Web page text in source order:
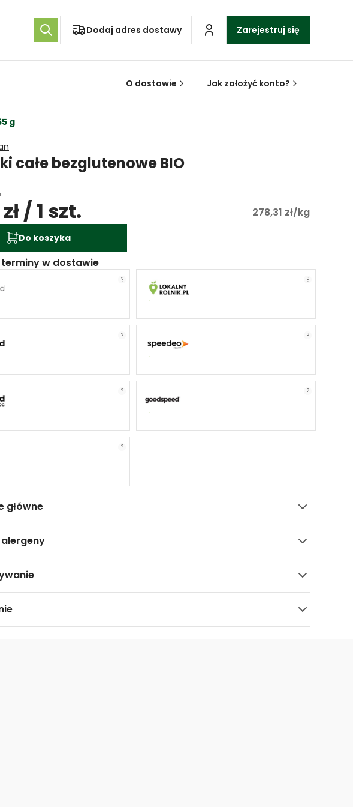
Dodaj adres dostawy Zarejestruj się
O dostawie Jak założyć konto?
g
całe bezglutenowe BIO
/ 1 szt. 278,31 zł/kg
Do koszyka
terminy w dostawie
? ?
? ?
? ?
?
główne
alergeny